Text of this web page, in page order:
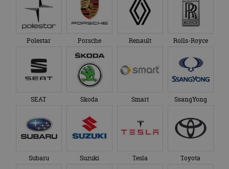
Polestar Porsche Renault Rolls-Royce
SEAT Skoda Smart SsangYong
Subaru Suzuki Tesla Toyota